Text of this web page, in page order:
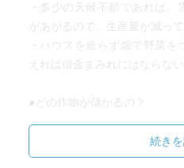
・多少の天候不順であれば
があがるので、生産量が減っ
・ハウスを造らず畑で野菜
えれば借金まみれにはならない
●どの作物が儲かるの？
に作るほど投資効率がよいの
・規模の経済が効かない作物
続き